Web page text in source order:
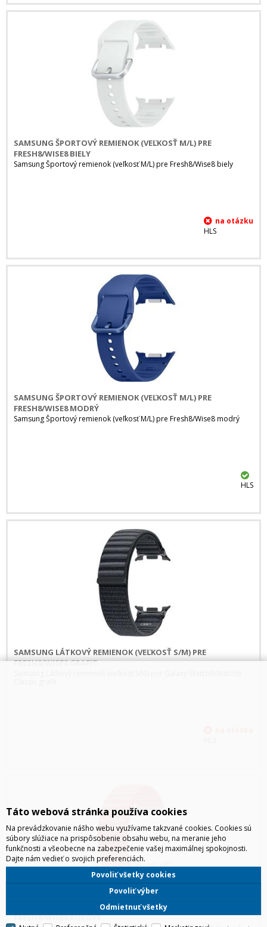
SAMSUNG ŠPORTOVÝ REMIENOK (VEĽKOSŤ M/L) PRE
FRESH8/WISE8 BIELY
Samsung Športový remienok (veľkosť M/L) pre Fresh8/Wise8 biely
HLS
SAMSUNG ŠPORTOVÝ REMIENOK (VEĽKOSŤ M/L) PRE
FRESH8/WISE8 MODRÝ
Samsung Športový remienok (veľkosť M/L) pre Fresh8/Wise8 modrý
HLS
SAMSUNG LÁTKOVÝ REMIENOK (VEĽKOSŤ S/M) PRE
FRESH8/WISE8 GRAFIT
SAMSUNG LÁTKOVÝ REMIENOK (VEĽKOSŤ S/M) PRE
FRESH8/WISE8 RUŽOVÝ
Táto webová stránka používa cookies
Na prevádzkovanie nášho webu využívame takzvané cookies. Cookies sú
súbory slúžiace na prispôsobenie obsahu webu, na meranie jeho
funkčnosti a všeobecne na zabezpečenie vašej maximálnej spokojnosti.
Dajte nám vedieť o svojich preferenciách.
Odmietnuť všetky
Povoliť výber
Povoliť všetky cookies